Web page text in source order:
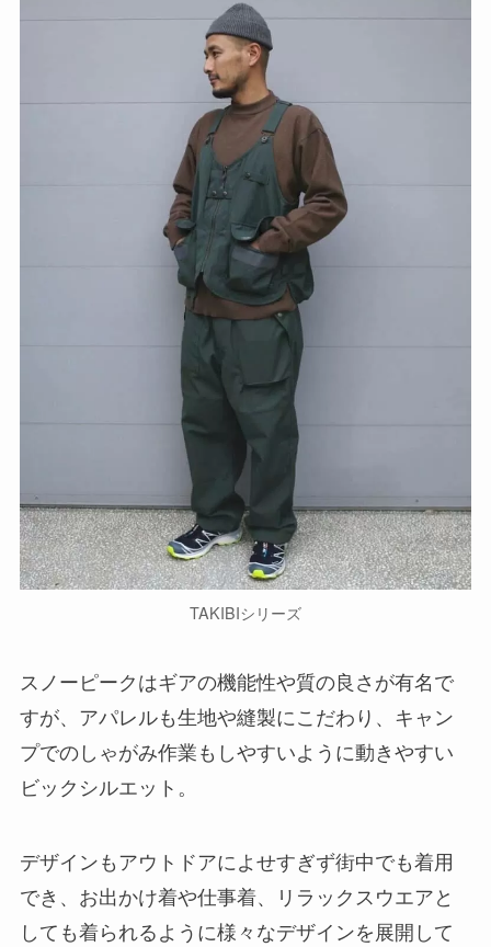
TAKIBIシリーズ
スノーピークはギアの機能性や質の良さが有名で
すが、アパレルも生地や縫製にこだわり、キャン
プでのしゃがみ作業もしやすいように動きやすい
ビックシルエット。
デザインもアウトドアによせすぎず街中でも着用
でき、お出かけ着や仕事着、リラックスウエアと
しても着られるように様々なデザインを展開して